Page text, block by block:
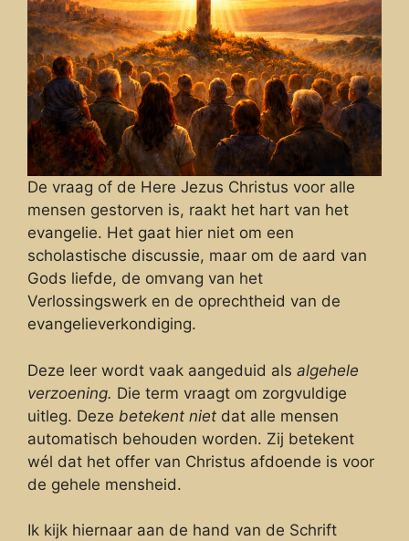
De vraag of de Here Jezus Christus voor alle
mensen gestorven is, raakt het hart van het
evangelie. Het gaat hier niet om een
scholastische discussie, maar om de aard van
Gods liefde, de omvang van het
Verlossingswerk en de oprechtheid van de
evangelieverkondiging.
Deze leer wordt vaak aangeduid als algehele
verzoening. Die term vraagt om zorgvuldige
uitleg. Deze betekent niet dat alle mensen
automatisch behouden worden. Zij betekent
wél dat het offer van Christus afdoende is voor
de gehele mensheid.
Ik kijk hiernaar aan de hand van de Schrift